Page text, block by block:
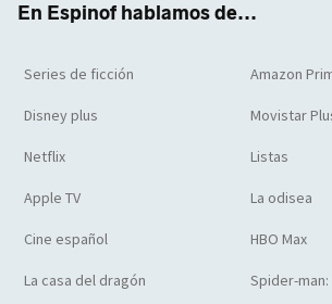
En Espinof hablamos de...
Series de ficción Amazon
Disney plus Movistar
Netflix Listas
Apple TV La odisea
Cine español HBO Max
La casa del dragón Spider-man: